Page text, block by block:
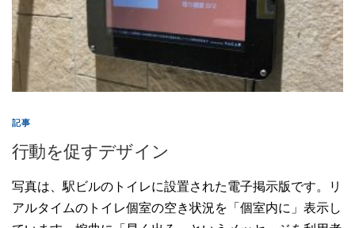
記事
行動を促すデザイン
写真は、駅ビルのトイレに設置された電子掲示版です。リ
アルタイムのトイレ個室の空き状況を「個室内に」表示し